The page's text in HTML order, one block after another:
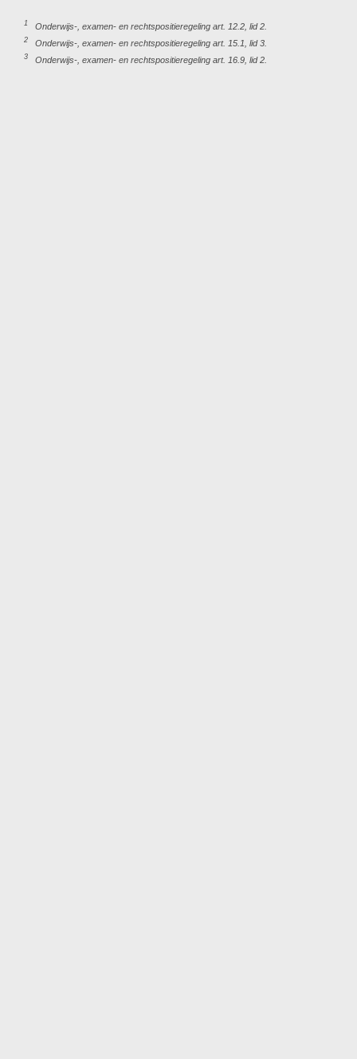
1 Onderwijs-, examen- en rechtspositieregeling art. 12.2, lid 2.
2 Onderwijs-, examen- en rechtspositieregeling art. 15.1, lid 3.
3 Onderwijs-, examen- en rechtspositieregeling art. 16.9, lid 2.